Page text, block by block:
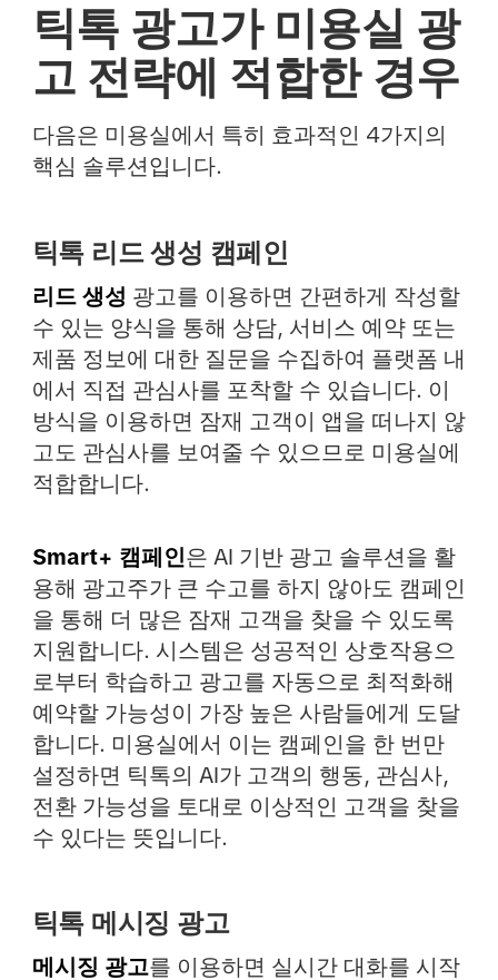
틱톡 광고가 미용실 광
고 전략에 적합한 경우
다음은 미용실에서 특히 효과적인 4가지의
핵심 솔루션입니다.
틱톡 리드 생성 캠페인
리드 생성 광고를 이용하면 간편하게 작성할
수 있는 양식을 통해 상담, 서비스 예약 또는
제품 정보에 대한 질문을 수집하여 플랫폼 내
에서 직접 관심사를 포착할 수 있습니다. 이
방식을 이용하면 잠재 고객이 앱을 떠나지 않
고도 관심사를 보여줄 수 있으므로 미용실에
적합합니다.
Smart+ 캠페인은 AI 기반 광고 솔루션을 활
용해 광고주가 큰 수고를 하지 않아도 캠페인
을 통해 더 많은 잠재 고객을 찾을 수 있도록
지원합니다. 시스템은 성공적인 상호작용으
로부터 학습하고 광고를 자동으로 최적화해
예약할 가능성이 가장 높은 사람들에게 도달
합니다. 미용실에서 이는 캠페인을 한 번만
설정하면 틱톡의 AI가 고객의 행동, 관심사,
전환 가능성을 토대로 이상적인 고객을 찾을
수 있다는 뜻입니다.
틱톡 메시징 광고
메시징 광고를 이용하면 실시간 대화를 시작